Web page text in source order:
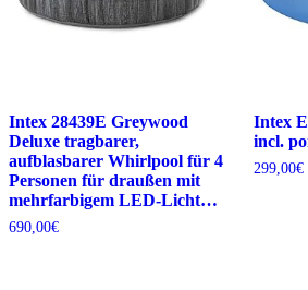
Intex 28439E Greywood
Deluxe tragbarer,
aufblasbarer Whirlpool für 4
Personen für draußen mit
mehrfarbigem LED-Licht…
690,00€
Intex
incl.
299,00€